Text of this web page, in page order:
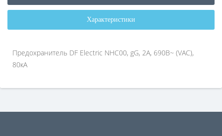
Характеристики
Предохранитель DF Electric NHC00, gG, 2A, 690B~ (VAC),
80кА